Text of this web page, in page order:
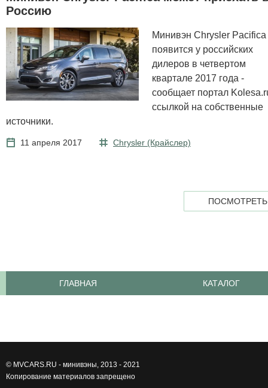
Россию
Минивэн Chrysler Pacifica
появится у российских
дилеров в четвертом
квартале 2017 года -
сообщает портал
ссылкой на собственные
источники.
11 апреля 2017 Chrysler (Крайслер)
ПОСМОТРЕТЬ
ГЛАВНАЯ КАТАЛОГ
© MVCARS.RU - минивэны , 2013 - 2021
Копирование материалов запрещено